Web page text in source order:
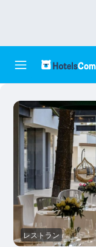
レストラン